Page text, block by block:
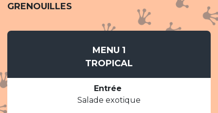
GRENOUILLES
MENU 1
TROPICAL
Entrée
Salade exotique